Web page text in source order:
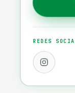
Saúde, Bem-
REDES